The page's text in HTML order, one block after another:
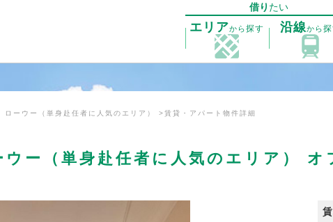
借り たい
エリアから探す 沿線から
ローウー（単身赴任者に人気のエリア） 賃貸・アパート物件詳細
ー（単身赴任者に人気のエリア）